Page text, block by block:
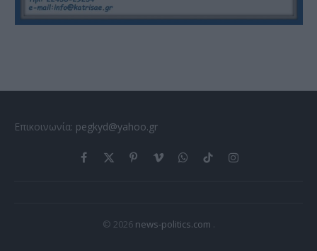
Επικοινωνία: pegkyd@yahoo.gr
Facebook
X
PinterestVimeoWhatsApp
TikTokInstagram
© 2026 news-politics.com .